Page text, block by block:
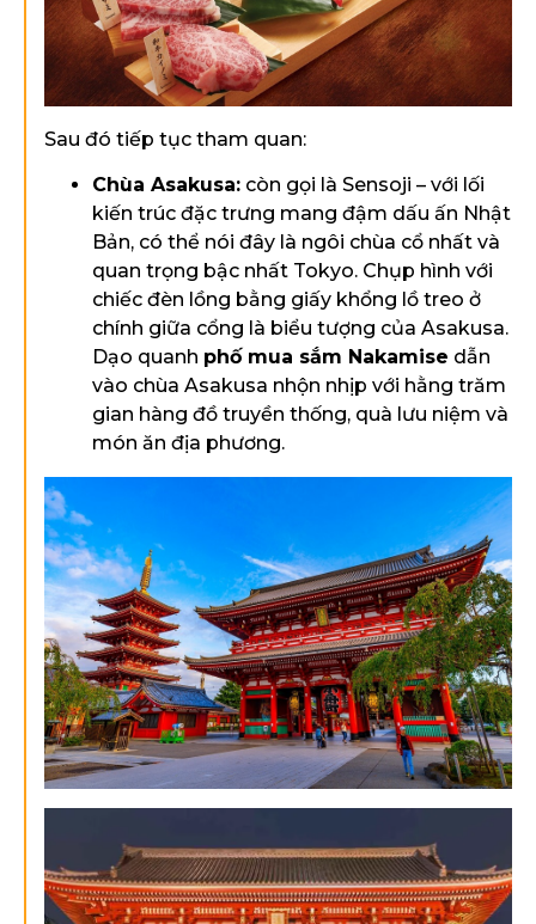
Sau đó tiếp tục tham quan:
Chùa Asakusa: còn gọi là Sensoji – với lối
kiến trúc đặc trưng mang đậm dấu ấn Nhật
Bản, có thể nói đây là ngôi chùa cổ nhất và
quan trọng bậc nhất Tokyo. Chụp hình với
chiếc đèn lồng bằng giấy khổng lồ treo ở
chính giữa cổng là biểu tượng của Asakusa.
Dạo quanh phố mua sắm Nakamise dẫn
vào chùa Asakusa nhộn nhịp với hằng trăm
gian hàng đồ truyền thống, quà lưu niệm và
món ăn địa phương.